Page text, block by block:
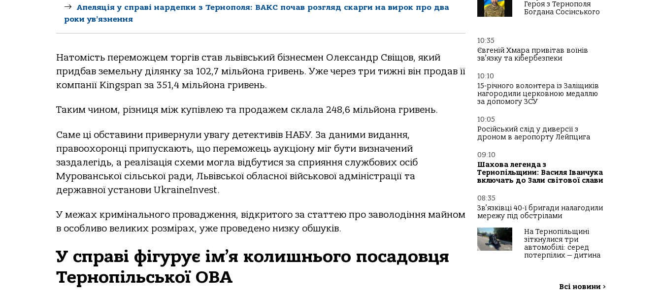
Апеляція у справі нардепки з Тернополя: ВАКС почав розгляд скарги на вирок про два
роки ув’язнення
Натомість переможцем торгів став львівський бізнесмен Олександр Свіщов, який
придбав земельну ділянку за 102,7 мільйона гривень. Уже через три тижні він продав її
компанії Kingspan за 351,4 мільйона гривень.
Таким чином, різниця між купівлею та продажем склала 248,6 мільйона гривень.
Саме ці обставини привернули увагу детективів НАБУ. За даними видання,
правоохоронці припускають, що переможець аукціону міг бути визначений
заздалегідь, а реалізація схеми могла відбутися за сприяння службових осіб
Мурованської сільської ради, Львівської обласної військової адміністрації та
державної установи UkraineInvest.
У межах кримінального провадження, відкритого за статтею про заволодіння майном
в особливо великих розмірах, уже проведено низку обшуків.
У справі фігурує ім’я колишнього посадовця
Тернопільської ОВА
Героя з Тернополя
Богдана Сосінського
10:35
Євгеній Хмара привітав воїнів
зв’язку та кібербезпеки
10:10
15-річного волонтера із Заліщиків
нагородили церковною медаллю
за допомогу ЗСУ
10:05
Російський слід у диверсії з
дроном в аеропорту Лейпцига
09:10
Шахова легенда з
Тернопільщини: Василя Іванчука
включать до Зали світової слави
08:35
Зв’язківці 40-ї бригади налагодили
мережу під обстрілами
На Тернопільщині
зіткнулися три
автомобілі: серед
потерпілих — дитина
Всі новини >